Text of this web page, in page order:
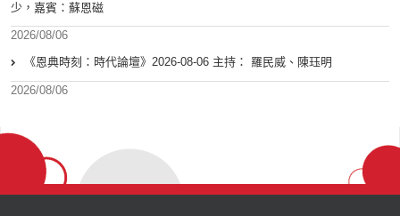
少，嘉賓：蘇恩磁
2026/08/06
《恩典時刻：時代論壇》2026-08-06 主持： 羅民威、陳珏明
2026/08/06